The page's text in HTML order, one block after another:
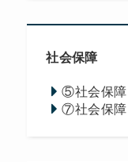
社会保障
⑤社会保障
⑦社会保障